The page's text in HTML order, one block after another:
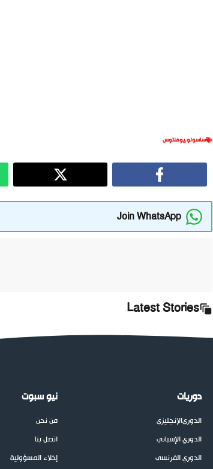
ساسولو,يوفنتوس
Join WhatsApp
Latest Stories
دوريات
الدوريالإنجليزي
الدوري الإسباني
الدوري الفرنسي
نيو سبوت
من نحن
اتصل بنا
إخلاء المسؤولية